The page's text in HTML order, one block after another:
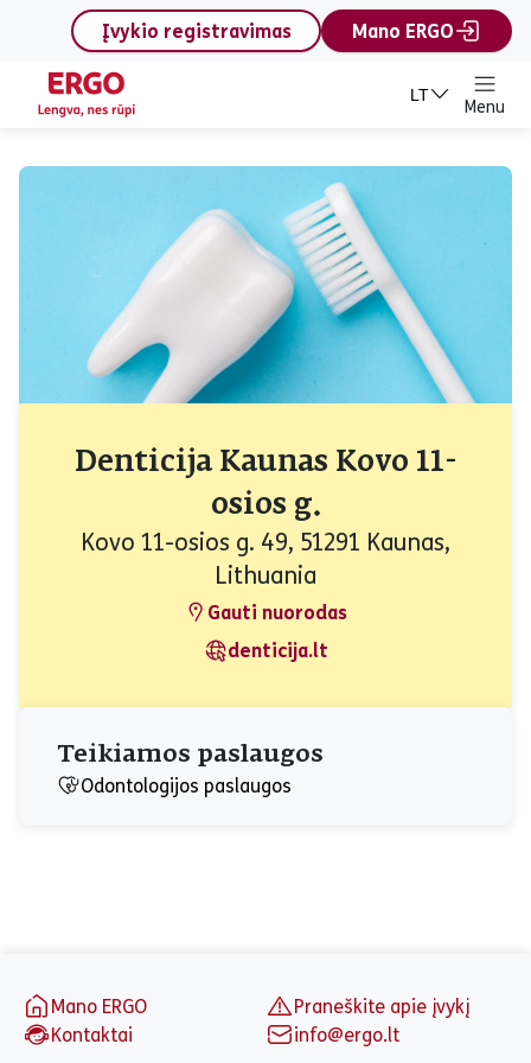
content
Įvykio registravimas
Mano ERGO
LT
Menu
Denticija Kaunas Kovo 11-
osios g.
Kovo 11-osios g. 49, 51291 Kaunas,
Lithuania
Gauti nuorodas
denticija.lt
Teikiamos paslaugos
Odontologijos paslaugos
Mano ERGO
Praneškite apie įvykį
Kontaktai
info@ergo.lt